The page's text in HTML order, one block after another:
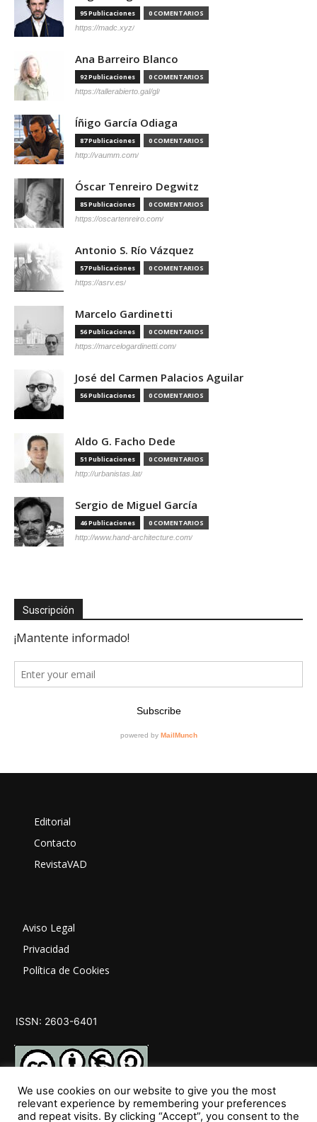
95 Publicaciones 0 COMENTARIOS
https://madc.xyz/
Ana Barreiro Blanco
92 Publicaciones 0 COMENTARIOS
https://tallerabierto.gal/gl/
Íñigo García Odiaga
87 Publicaciones 0 COMENTARIOS
http://vaumm.com/
Óscar Tenreiro Degwitz
85 Publicaciones 0 COMENTARIOS
https://oscartenreiro.com/
Antonio S. Río Vázquez
57 Publicaciones 0 COMENTARIOS
https://asrv.es/
Marcelo Gardinetti
56 Publicaciones 0 COMENTARIOS
https://marcelogardinetti.com/
José del Carmen Palacios Aguilar
56 Publicaciones 0 COMENTARIOS
Aldo G. Facho Dede
51 Publicaciones 0 COMENTARIOS
http://urbanistas.lat/
Sergio de Miguel García
46 Publicaciones 0 COMENTARIOS
http://www.hand-architecture.com/
Suscripción
Editorial
Contacto
RevistaVAD
Aviso Legal
Privacidad
Política de Cookies
ISSN: 2603-6401
We use cookies on our website to give you the most
relevant experience by remembering your preferences
and repeat visits. By clicking “Accept”, you consent to the